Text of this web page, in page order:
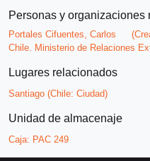
Personas y organizaciones
Portales Cifuentes, Carlos
Chile. Ministerio de Relaciones
Lugares relacionados
Santiago (Chile: Ciudad)
Unidad de almacenaje
Caja: PAC 249